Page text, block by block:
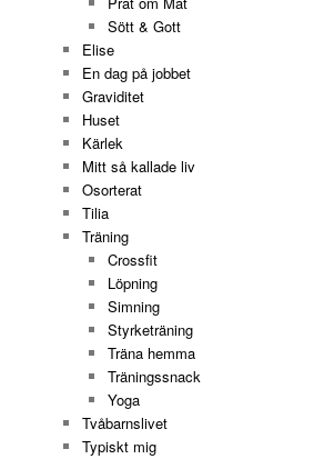
Sött & Gott
Elise
En dag på jobbet
Graviditet
Huset
Kärlek
Mitt så kallade liv
Osorterat
Tilia
Träning
Crossfit
Löpning
Simning
Styrketräning
Träna hemma
Träningssnack
Yoga
Tvåbarnslivet
Typiskt mig